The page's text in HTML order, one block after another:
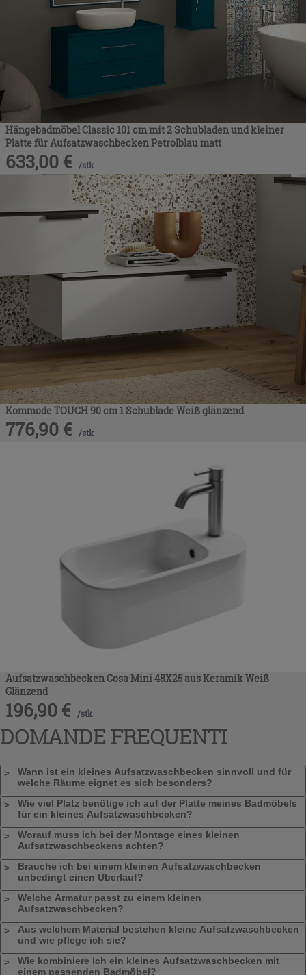
Hängebadmöbel Classic 101 cm mit 2 Schubladen und kleiner
Platte für Aufsatzwaschbecken Petrolblau matt
633,00 € /stk
Kommode TOUCH 90 cm 1 Schublade Weiß glänzend
776,90 € /stk
Aufsatzwaschbecken Cosa Mini 48X25 aus Keramik Weiß
Glänzend
196,90 € /stk
DOMANDE FREQUENTI
Wann ist ein kleines Aufsatzwaschbecken sinnvoll und für
welche Räume eignet es sich besonders?
Wie viel Platz benötige ich auf der Platte meines Badmöbels
für ein kleines Aufsatzwaschbecken?
Worauf muss ich bei der Montage eines kleinen
Aufsatzwaschbeckens achten?
Brauche ich bei einem kleinen Aufsatzwaschbecken
unbedingt einen Überlauf?
Welche Armatur passt zu einem kleinen
Aufsatzwaschbecken?
Aus welchem Material bestehen kleine Aufsatzwaschbecken
und wie pflege ich sie?
Wie kombiniere ich ein kleines Aufsatzwaschbecken mit
einem passenden Badmöbel?